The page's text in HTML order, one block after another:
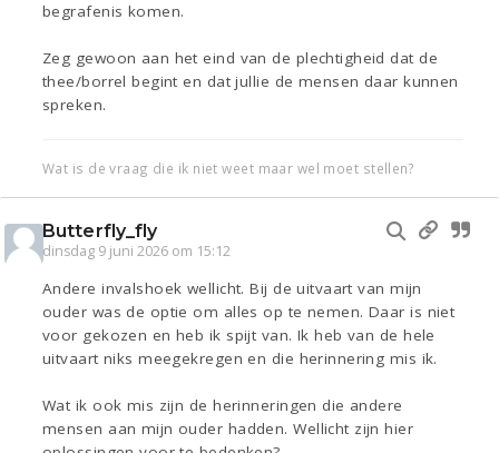
begrafenis komen.
Zeg gewoon aan het eind van de plechtigheid dat de
thee/borrel begint en dat jullie de mensen daar kunnen
spreken.
Wat is de vraag die ik niet weet maar wel moet stellen?
Butterfly_fly
dinsdag 9 juni 2026 om 15:12
Andere invalshoek wellicht. Bij de uitvaart van mijn
ouder was de optie om alles op te nemen. Daar is niet
voor gekozen en heb ik spijt van. Ik heb van de hele
uitvaart niks meegekregen en die herinnering mis ik.
Wat ik ook mis zijn de herinneringen die andere
mensen aan mijn ouder hadden. Wellicht zijn hier